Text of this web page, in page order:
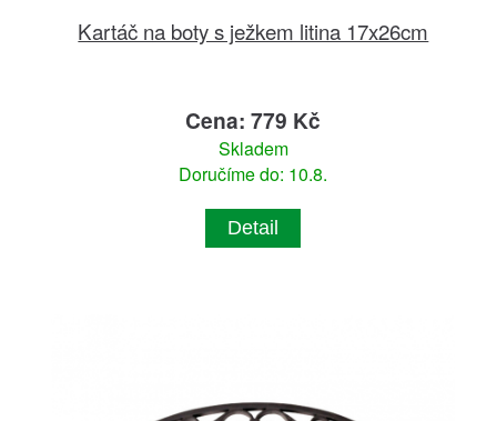
Kartáč na boty s ježkem litina 17x26cm
Cena: 779 Kč
Skladem
Doručíme do: 10.8.
Detail